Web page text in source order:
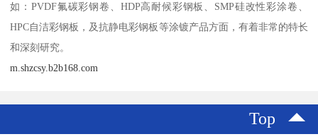
如：PVDF氟碳彩钢卷、HDP高耐候彩钢板、SMP硅改性彩涂卷、
HPC自洁彩钢板，及抗静电彩钢板等涂镀产品方面，有着非常的特长
和深刻研究。
m.shzcsy.b2b168.com
Top